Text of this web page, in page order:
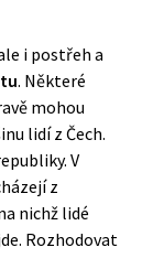
i postřeh a
. Některé
mohou
lidí z Čech.
V
z
nichž lidé
Rozhodovat